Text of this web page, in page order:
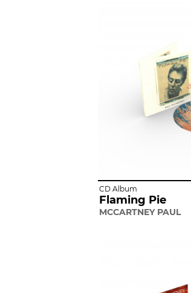
CD Album
Flaming Pie
MCCARTNEY PAUL